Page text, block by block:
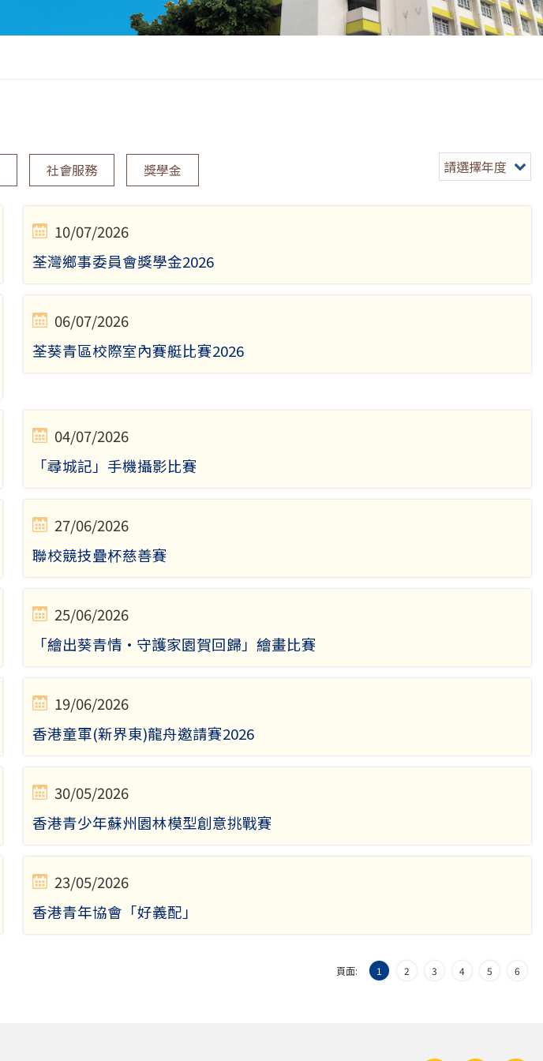
請選擇年度
社會服務 獎學金
10/07/2026
荃灣鄉事委員會獎學金2026
06/07/2026
荃葵青區校際室內賽艇比賽2026
04/07/2026
「尋城記」手機攝影比賽
27/06/2026
聯校競技疊杯慈善賽
25/06/2026
「繪出葵青情·守護家園賀回歸」繪畫比賽
19/06/2026
香港童軍(新界東)龍舟邀請賽2026
30/05/2026
香港青少年蘇州園林模型創意挑戰賽
23/05/2026
香港青年協會「好義配」
頁面: 1 2 3 4 5 6